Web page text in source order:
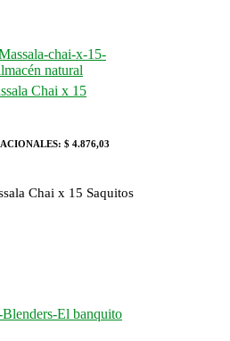
Chai x 15
$ 4.876,03
Chai x 15 Saquitos